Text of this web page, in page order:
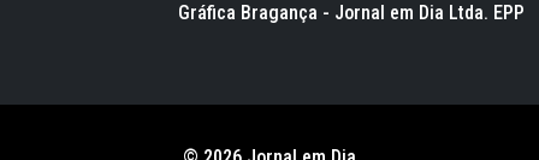
Gráfica Bragança - Jornal em Dia Ltda. EPP